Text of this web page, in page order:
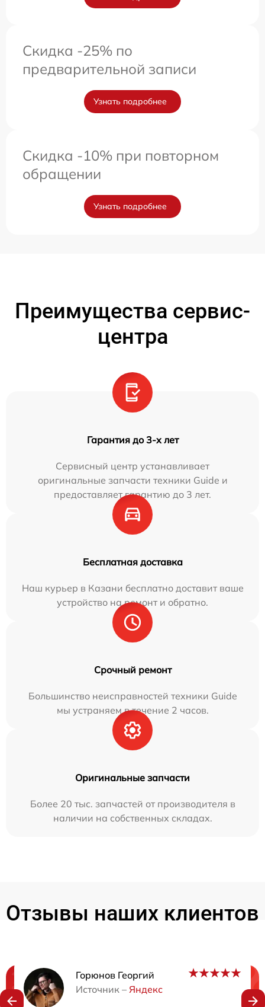
Скидка -25% по
предварительной записи
Узнать подробнее
Скидка -10% при повторном
обращении
Узнать подробнее
Преимущества сервис-
центра
Гарантия до 3-х лет
Сервисный центр устанавливает
оригинальные запчасти техники Guide и
предоставляет гарантию до 3 лет.
Бесплатная доставка
Наш курьер в Казани бесплатно доставит ваше
устройство на ремонт и обратно.
Срочный ремонт
Большинство неисправностей техники Guide
мы устраняем в течение 2 часов.
Оригинальные запчасти
Более 20 тыс. запчастей от производителя в
наличии на собственных складах.
Отзывы наших клиентов
Горюнов Георгий
Источник – Яндекс
Нужна консультация?